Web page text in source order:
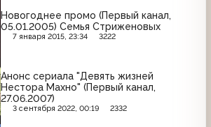
Новогоднее промо (Первый канал,
05.01.2005) Семья Стриженовых
7 января 2015, 23:34 3222
Анонс сериала "Девять жизней
Нестора Махно" (Первый канал,
27.06.2007)
3 сентября 2022, 00:19 2332